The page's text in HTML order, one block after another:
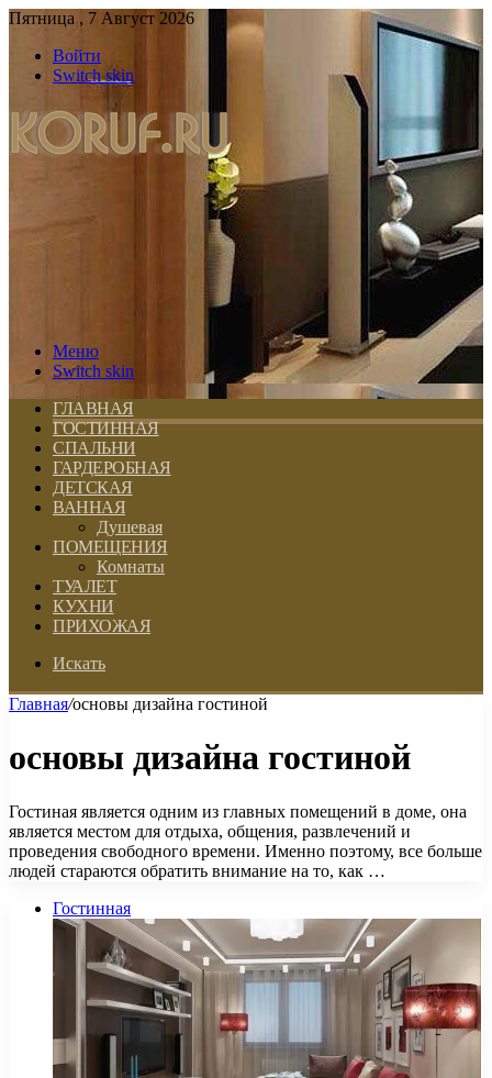
Пятница , 7 Август 2026
Войти
Switch skin
Меню
Switch skin
ГЛАВНАЯ
ГОСТИННАЯ
СПАЛЬНИ
ГАРДЕРОБНАЯ
ДЕТСКАЯ
ВАННАЯ
Душевая
ПОМЕЩЕНИЯ
Комнаты
ТУАЛЕТ
КУХНИ
ПРИХОЖАЯ
Искать
Главная/основы дизайна гостиной
основы дизайна гостиной
Гостиная является одним из главных помещений в доме, она
является местом для отдыха, общения, развлечений и
проведения свободного времени. Именно поэтому, все больше
людей стараются обратить внимание на то, как …
Гостинная